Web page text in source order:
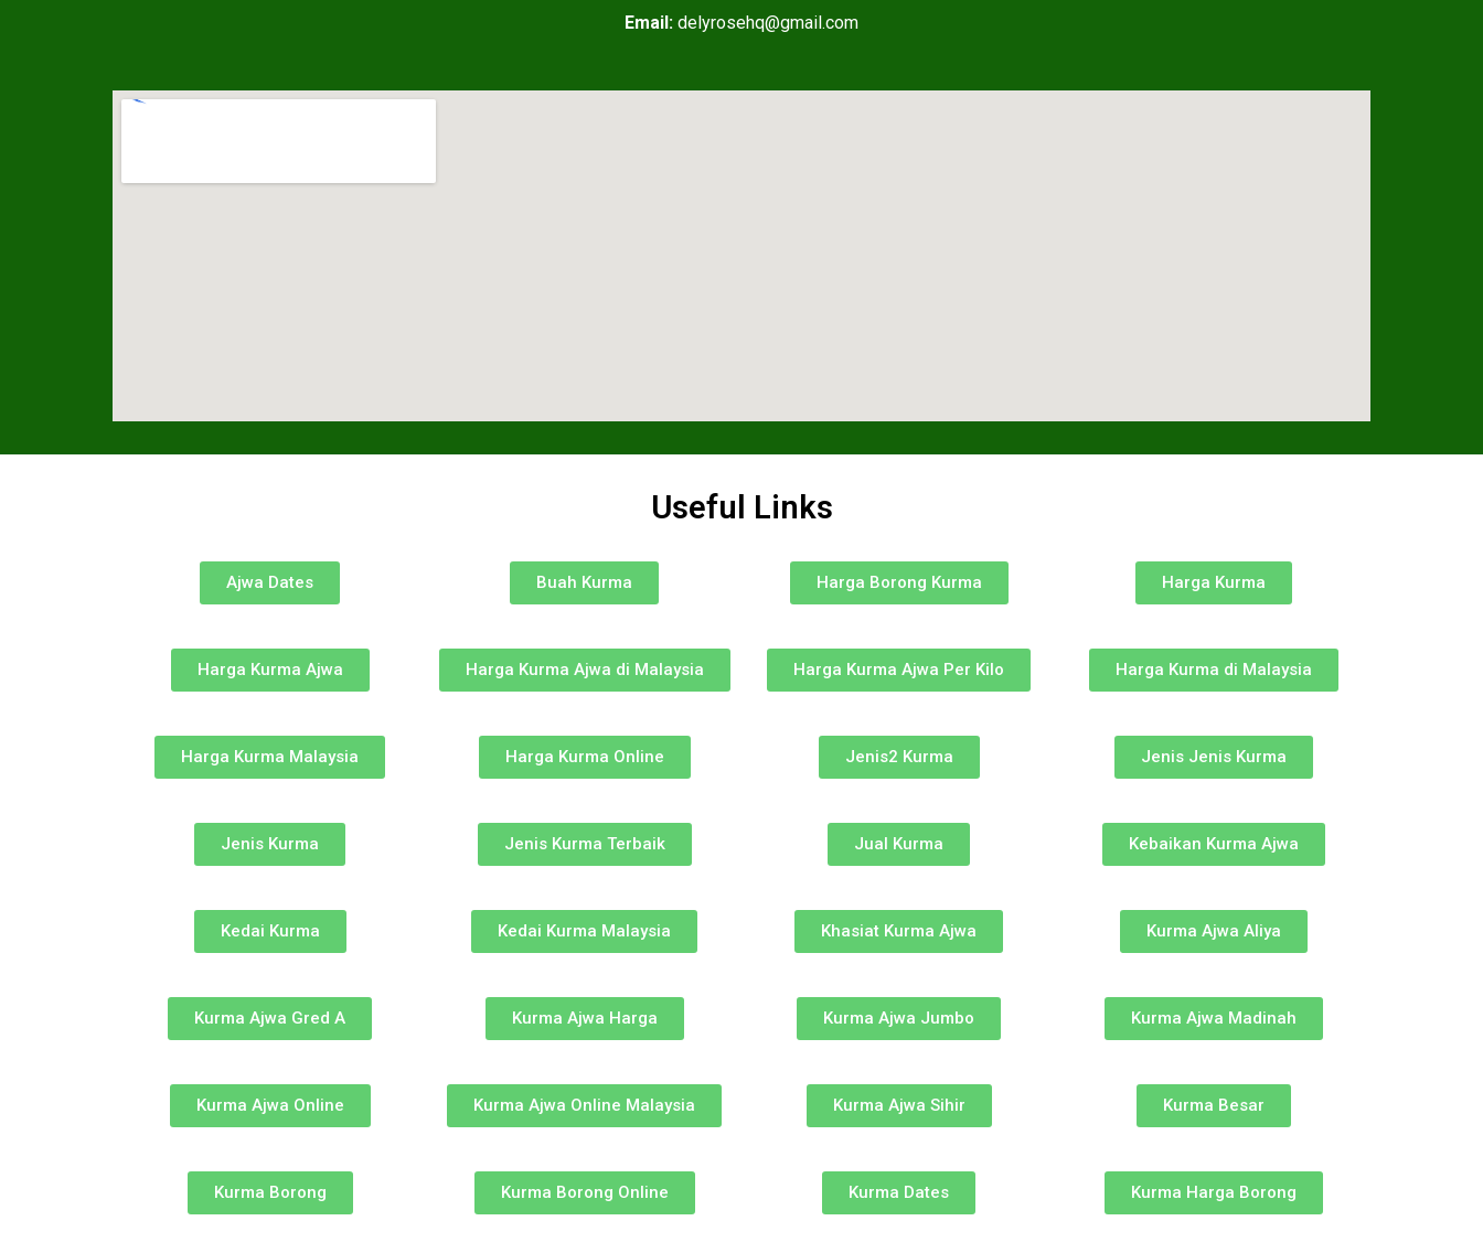
Email: delyrosehq@gmail.com
Useful Links
Ajwa Dates Buah Kurma Harga Borong Kurma Harga Kurma
Harga Kurma Ajwa Harga Kurma Ajwa di Malaysia Harga Kurma Ajwa Per Kilo Harga Kurma di Malaysia
Harga Kurma Malaysia Harga Kurma Online Jenis2 Kurma Jenis Jenis Kurma
Jenis Kurma Jenis Kurma Terbaik Jual Kurma Kebaikan Kurma Ajwa
Kedai Kurma Kedai Kurma Malaysia Khasiat Kurma Ajwa Kurma Ajwa Aliya
Kurma Ajwa Gred A Kurma Ajwa Harga Kurma Ajwa Jumbo Kurma Ajwa Madinah
Kurma Ajwa Online Kurma Ajwa Online Malaysia Kurma Ajwa Sihir Kurma Besar
Kurma Borong Kurma Borong Online Kurma Dates Kurma Harga Borong